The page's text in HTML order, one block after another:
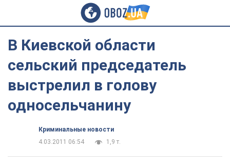
В Киевской области
сельский председатель
выстрелил в голову
односельчанину
Криминальные новости
4.03.2011 06:54
1,9 т.